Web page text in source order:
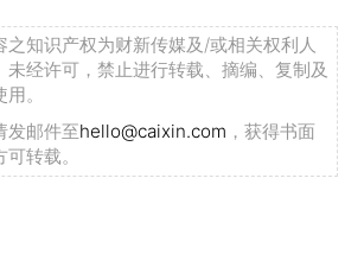
之知识产权为财新传媒及/或相关权利人
未经许可，禁止进行转载、摘编、复制及
。
发邮件至hello@caixin.com ，获得书面
转载。